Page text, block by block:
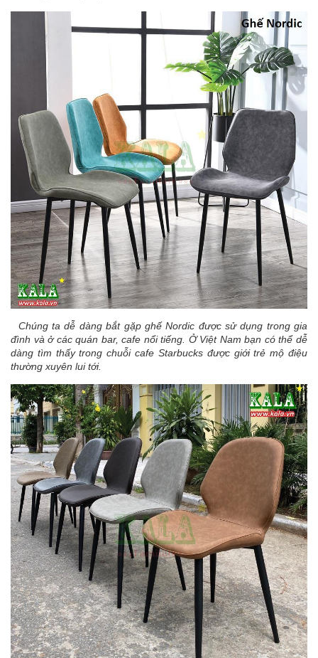
Chúng ta dễ dàng bắt gặp ghế Nordic được sử dụng trong gia
đình và ở các quán bar, cafe nổi tiếng. Ở Việt Nam bạn có thể dễ
dàng tìm thấy trong chuỗi cafe Starbucks được giới trẻ mộ điệu
thường xuyên lui tới.